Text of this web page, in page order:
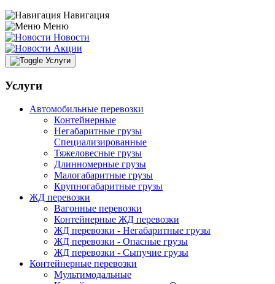
Навигация
Меню
Новости
Акции
Услуги
Услуги
Автомобильные перевозки
Контейнерные
Негабаритные грузы
Специализированные
Тяжеловесные грузы
Длинномерные грузы
Малогабаритные грузы
Крупногабаритные грузы
ЖД перевозки
Вагонные перевозки
Контейнерные ЖД перевозки
ЖД перевозки - Негабаритные грузы
ЖД перевозки - Опасные грузы
ЖД перевозки - Сыпучие грузы
Контейнерные перевозки
Мультимодальные